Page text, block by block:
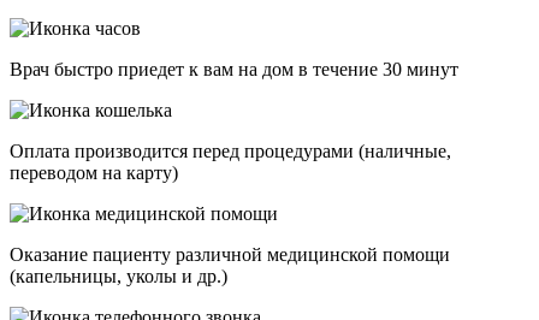
Врач быстро приедет к вам на дом в течение 30 минут
Оплата производится перед процедурами (наличные,
переводом на карту)
Оказание пациенту различной медицинской помощи
(капельницы, уколы и др.)